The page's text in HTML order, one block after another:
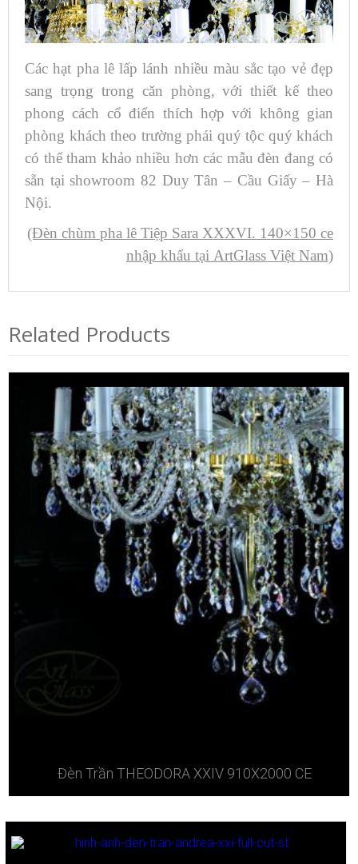
Các hạt pha lê lấp lánh nhiều màu sắc tạo vẻ đẹp
sang trọng trong căn phòng, với thiết kế theo
phong cách cổ điển thích hợp với không gian
phòng khách theo trường phái quý tộc quý khách
có thể tham khảo nhiều hơn các mẫu đèn đang có
sẵn tại showroom 82 Duy Tân – Cầu Giấy – Hà
Nội.
(Đèn chùm pha lê Tiệp Sara XXXVI. 140×150 ce
nhập khẩu tại ArtGlass Việt Nam)
Related Products
Đèn Trần THEODORA XXIV 910X2000 CE